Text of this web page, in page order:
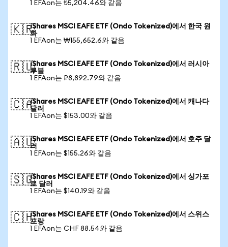
1 EFAon는 ₺5,204.46와 같음
🇰🇷iShares MSCI EAFE ETF (Ondo Tokenized)에서 한국 원
화
1 EFAon는 ₩155,652.6와 같음
🇷🇺iShares MSCI EAFE ETF (Ondo Tokenized)에서 러시아
루블
1 EFAon는 ₽8,892.79와 같음
🇨🇦iShares MSCI EAFE ETF (Ondo Tokenized)에서 캐나다
달러
1 EFAon는 $153.00와 같음
🇦🇺iShares MSCI EAFE ETF (Ondo Tokenized)에서 호주 달
러
1 EFAon는 $155.26와 같음
🇸🇬iShares MSCI EAFE ETF (Ondo Tokenized)에서 싱가포
르 달러
1 EFAon는 $140.19와 같음
🇨🇭iShares MSCI EAFE ETF (Ondo Tokenized)에서 스위스
프랑
1 EFAon는 CHF 88.54와 같음